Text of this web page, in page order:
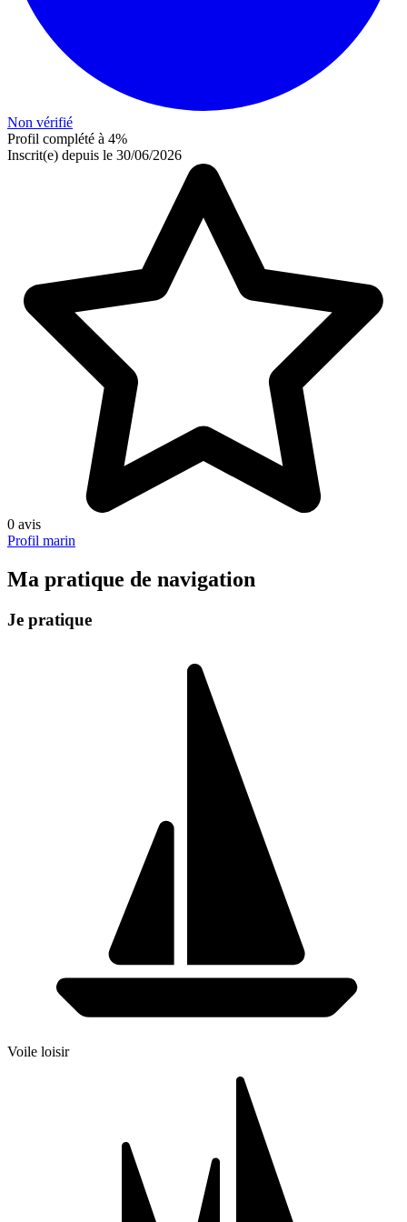
Non vérifié
Profil complété à 4%
Inscrit(e) depuis le 30/06/2026
0 avis
Profil marin
Ma pratique de navigation
Je pratique
Voile loisir